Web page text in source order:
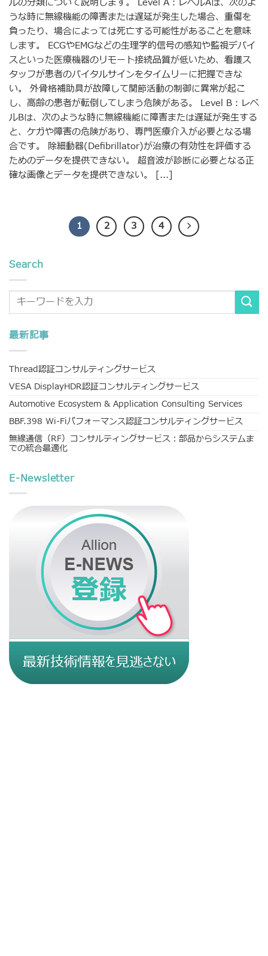
ルの分類について説明します。 Level A：レベルAは、次のよ
うな時に無線機能の障害または遅延が発生した場合、重傷を
負ったり、場合によっては死亡する可能性があることを意味
します。 ECGやEMGなどの生理学的信号の感知や監視デバイ
スといった医療機器のリモート接続品質が低いため、看護ス
タッフが患者のバイタルサインをタイムリーに把握できな
い。 外骨格補助具が故障して関節活動の制御に異常が起こ
し、高齢の患者が転倒してしまう危険がある。 Level B：レベ
ルBは、次のような時に無線機能に障害または遅延が発生する
と、ケガや障害の危険があり、専門医療介入が必要となる場
合です。 除細動器(Defibrillator)が治療の有効性を評価する
ためのデータを提供できない。 超音波が診断に必要となる正
確な画像とデータを提供できない。 [...]
1 2 3 4
Search
最新記事
Thread認証コンサルティングサービス
VESA DisplayHDR認証コンサルティングサービス
Automotive Ecosystem & Application Consulting Services
BBF.398 Wi-Fiパフォーマンス認証コンサルティングサービス
無線通信（RF）コンサルティングサービス：部品からシステムま
での統合最適化
E-Newsletter